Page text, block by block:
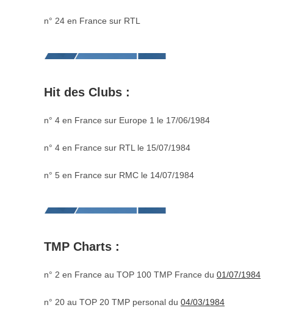
n° 24 en France sur RTL
Hit des Clubs :
n° 4 en France sur Europe 1 le 17/06/1984
n° 4 en France sur RTL le 15/07/1984
n° 5 en France sur RMC le 14/07/1984
TMP Charts :
n° 2 en France au TOP 100 TMP France du 01/07/1984
n° 20 au TOP 20 TMP personal du 04/03/1984